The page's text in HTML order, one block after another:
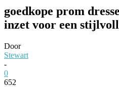
goedkope prom
inzet voor een
Door
Stewart
-
0
652